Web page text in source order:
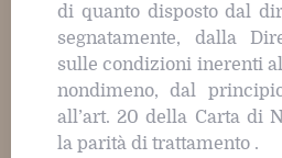
di quanto disposto dal
segnatamente, dalla
sulle condizioni inerenti
nondimeno, dal
all’art. 20 della Carta di
la parità di trattamento .